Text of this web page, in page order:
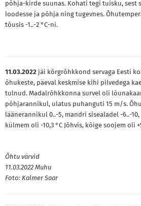
põhja-kirde suunas. Kohati tegi tuisku, sest
loodesse ja põhja ning tugevnes.
tõusis -1..-2 °C-ni.
11.03.2022 jäi kõrgrõhkkond servaga Eesti
õhukeste, päeval keskmise kihi pilvedega
tulnud. Madalrõhkkonna survel oli
põhjarannikul, ulatus puhanguti 15 m/s.
läänerannikul 0..-5, mandri sisealadel -6..-
külmem oli -10,3 °C Jõhvis, kõige soojem oli
Õhtu värvid
11.03.2022 Muhu
Foto: Kalmer Saar